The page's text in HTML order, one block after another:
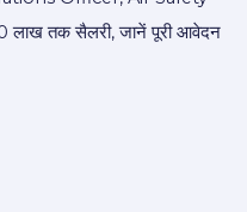
लाख तक सैलरी, जानें पूरी आवेदन